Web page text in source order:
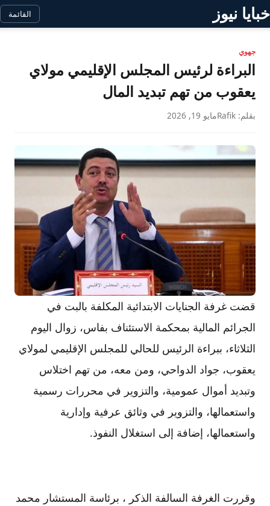
خبايا نيوز القائمة
جهوي
البراءة لرئيس المجلس الإقليمي مولاي
يعقوب من تهم تبديد المال
بقلم: Rafik مايو 19, 2026
قضت غرفة الجنايات الابتدائية المكلفة بالبت في
الجرائم المالية بمحكمة الاستئناف بفاس، زوال اليوم
الثلاثاء، ببراءة الرئيس للحالي للمجلس الإقليمي لمولاي
يعقوب، جواد الدواحي، ومن معه، من تهم اختلاس
وتبديد أموال عمومية، والتزوير في محررات رسمية
واستعمالها، والتزوير في وثائق عرفية وإدارية
واستعمالها، إضافة إلى استغلال النفوذ.
وقررت الغرفة السالفة الذكر ، برئاسة المستشار محمد